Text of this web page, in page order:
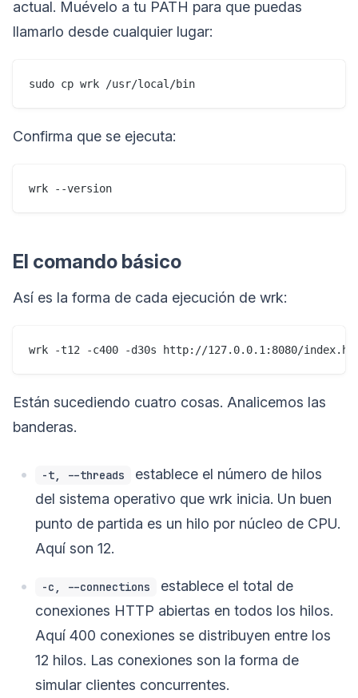
actual. Muévelo a tu PATH para que puedas
llamarlo desde cualquier lugar:
Confirma que se ejecuta:
El comando básico
Así es la forma de cada ejecución de wrk:
Están sucediendo cuatro cosas. Analicemos las
banderas.
-t, --threads
establece el número de hilos
del sistema operativo que wrk inicia. Un buen
punto de partida es un hilo por núcleo de CPU.
Aquí son 12.
-c, --connections
establece el total de
conexiones HTTP abiertas en todos los hilos.
Aquí 400 conexiones se distribuyen entre los
12 hilos. Las conexiones son la forma de
simular clientes concurrentes.